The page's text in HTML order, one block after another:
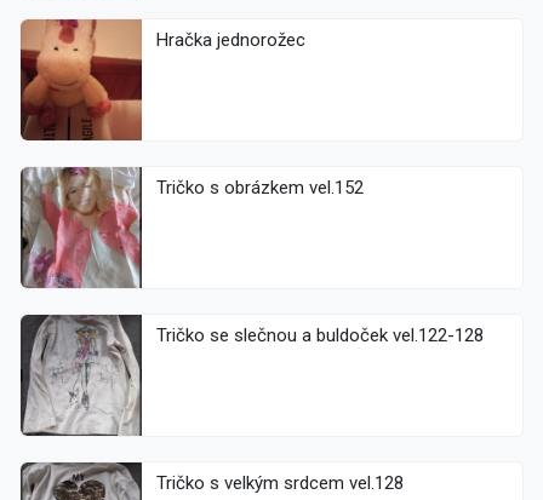
Hračka jednorožec
Tričko s obrázkem vel.152
Tričko se slečnou a buldoček vel.122-128
Tričko s velkým srdcem vel.128